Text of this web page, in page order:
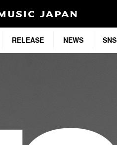
RELEASE NEWS SNS